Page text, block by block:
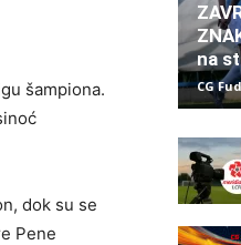
šampiona.
dok su se
Pene
na
CG